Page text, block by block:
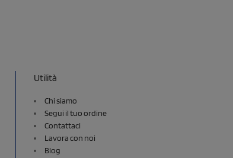
Utilità
Chi siamo
Segui il tuo ordine
Contattaci
Lavora con noi
Blog